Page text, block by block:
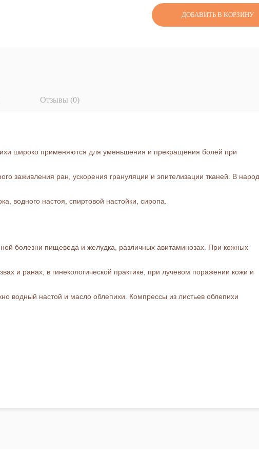
ДОБАВИТЬ В КОРЗИНУ
Отзывы (0)
широко применяются для уменьшения и прекращения болей при
заживления ран, ускорения грануляции и эпителизации тканей. В
водного настоя, спиртовой настойки, сиропа.
болезни пищевода и желудка, различных авитаминозах. При кожных
и ранах, в гинекологической практике, при лучевом поражении кожи и
водный настой и масло облепихи. Компрессы из листьев облепихи